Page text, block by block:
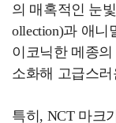
의 매혹적인 눈
ollection)과 애니
이코닉한 메종
소화해 고급스
특히, NCT 마크